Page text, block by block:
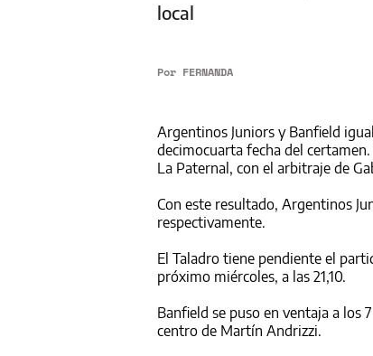
local
Por FERNANDA
Argentinos Juniors y Banfield
decimocuarta fecha del
La Paternal, con el arbitraje de
Con este resultado, Argentinos
respectivamente.
El Taladro tiene pendiente el
próximo miércoles, a las 21,10.
Banfield se puso en ventaja a los
centro de Martín Andrizzi.